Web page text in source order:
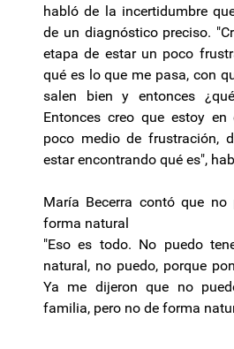
habló de la incertidumbre
de un diagnóstico preciso.
etapa de estar un poco
qué es lo que me pasa, con
salen bien y entonces
Entonces creo que estoy
poco medio de frustración,
estar encontrando qué es",
María Becerra contó que
forma natural
"Eso es todo. No puedo
natural, no puedo, porque
Ya me dijeron que no
familia, pero no de forma